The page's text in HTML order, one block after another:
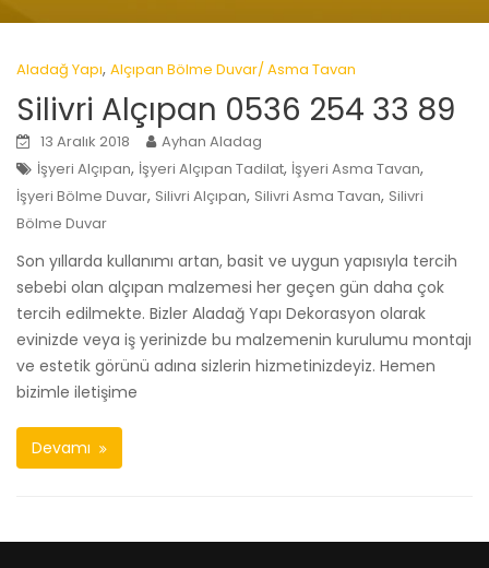
Aladağ Yapı, Alçıpan Bölme Duvar/ Asma Tavan
Silivri Alçıpan 0536 254 33 89
13 Aralık 2018
Ayhan Aladag
İşyeri Alçıpan, İşyeri Alçıpan Tadilat, İşyeri Asma Tavan,
İşyeri Bölme Duvar, Silivri Alçıpan, Silivri Asma Tavan, Silivri
Bölme Duvar
Son yıllarda kullanımı artan, basit ve uygun yapısıyla tercih
sebebi olan alçıpan malzemesi her geçen gün daha çok
tercih edilmekte. Bizler Aladağ Yapı Dekorasyon olarak
evinizde veya iş yerinizde bu malzemenin kurulumu montajı
ve estetik görünü adına sizlerin hizmetinizdeyiz. Hemen
bizimle iletişime
Devamı